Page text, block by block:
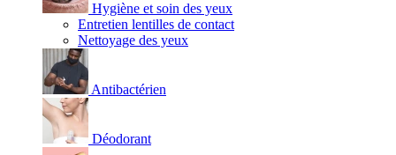
Hygiène et soin des yeux
Entretien lentilles de contact
Nettoyage des yeux
Antibactérien
Déodorant